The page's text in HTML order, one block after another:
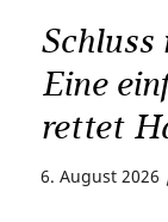
Schluss
Eine
rettet
6. August 2026